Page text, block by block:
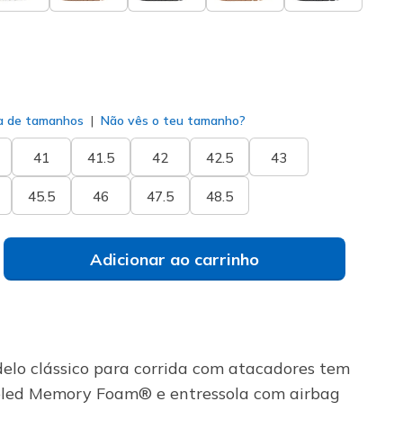
de tamanhos Não vês o teu tamanho?
41 41.5 42 42.5 43
45.5 46 47.5 48.5
Adicionar ao carrinho
clássico para corrida com atacadores tem
Memory Foam® e entressola com airbag